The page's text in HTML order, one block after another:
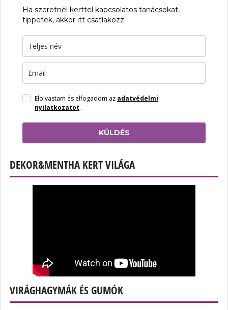
Ha szeretnél kerttel kapcsolatos tanácsokat,
tippetek, akkor itt csatlakozz:
Elolvastam és elfogadom az adatvédelmi
nyilatkozatot.
KÜLDÉS
DEKOR&MENTHA KERT VILÁGA
VIRÁGHAGYMÁK ÉS GUMÓK